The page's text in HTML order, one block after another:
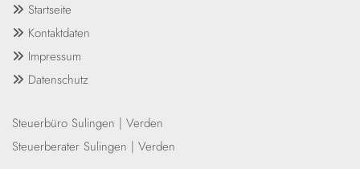
 Startseite
 Kontaktdaten
 Impressum
 Datenschutz
Steuerbüro Sulingen | Verden
Steuerberater Sulingen | Verden